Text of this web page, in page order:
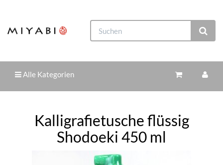
Alle Kategorien
Kalligrafietusche flüssig
Shodoeki 450 ml